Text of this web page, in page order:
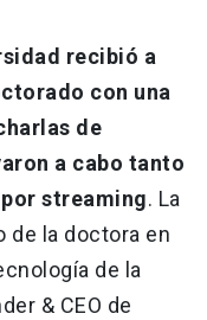
recibió a
con una
de
a cabo tanto
streaming. La
de la doctora en
de la
& CEO de